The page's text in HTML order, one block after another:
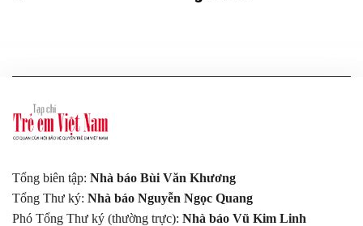
Tổng biên tập: Nhà báo Bùi Văn Khương
Tổng Thư ký: Nhà báo Nguyễn Ngọc Quang
Phó Tổng Thư ký (thường trực): Nhà báo Vũ Kim Linh